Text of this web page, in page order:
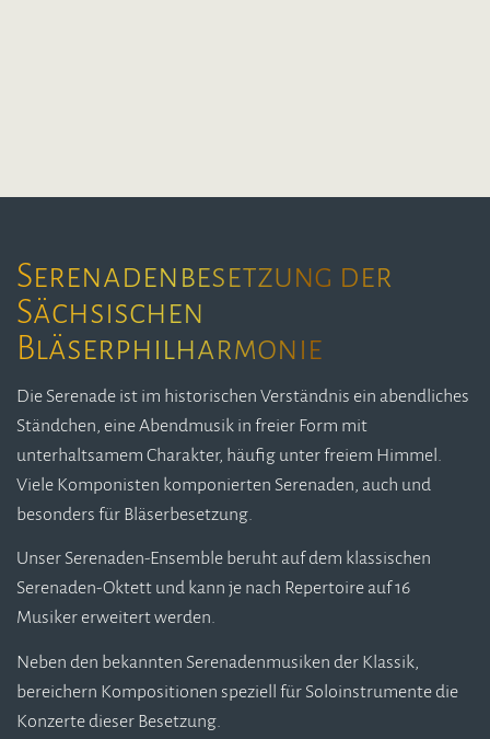
Serenadenbesetzung der
Sächsischen
Bläserphilharmonie
Die Serenade ist im historischen Verständnis ein abendliches
Ständchen, eine Abendmusik in freier Form mit
unterhaltsamem Charakter, häufig unter freiem Himmel.
Viele Komponisten komponierten Serenaden, auch und
besonders für Bläserbesetzung.
Unser Serenaden-Ensemble beruht auf dem klassischen
Serenaden-Oktett und kann je nach Repertoire auf 16
Musiker erweitert werden.
Neben den bekannten Serenadenmusiken der Klassik,
bereichern Kompositionen speziell für Soloinstrumente die
Konzerte dieser Besetzung.